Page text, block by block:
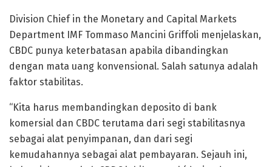
Division Chief in the Monetary and Capital Markets
Department IMF Tommaso Mancini Griffoli menjelaskan,
CBDC punya keterbatasan apabila dibandingkan
dengan mata uang konvensional. Salah satunya adalah
faktor stabilitas.
“Kita harus membandingkan deposito di bank
komersial dan CBDC terutama dari segi stabilitasnya
sebagai alat penyimpanan, dan dari segi
kemudahannya sebagai alat pembayaran. Sejauh ini,